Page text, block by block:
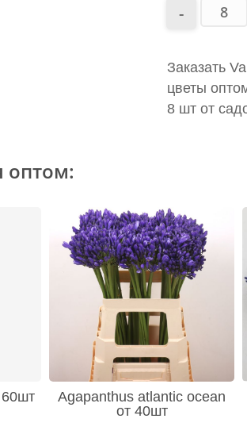
Заказать
цветы
8 шт от
оптом:
Agapanthus atlantic ocean
от 40шт